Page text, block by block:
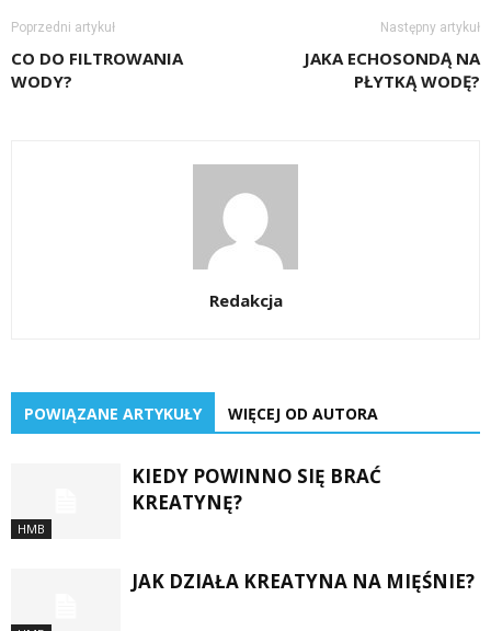
Poprzedni artykuł
CO DO FILTROWANIA
WODY?
Następny artykuł
JAKA ECHOSONDĄ NA
PŁYTKĄ WODĘ?
Redakcja
POWIĄZANE ARTYKUŁY WIĘCEJ OD AUTORA
HMB
KIEDY POWINNO SIĘ BRAĆ
KREATYNĘ?
JAK DZIAŁA KREATYNA NA MIĘŚNIE?